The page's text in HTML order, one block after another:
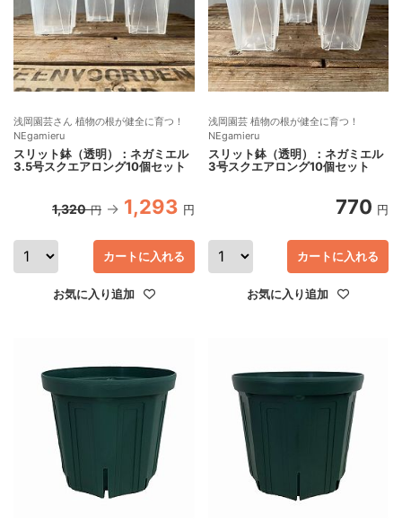
浅岡園芸さん 植物の根が健全に育つ！
NEgamieru
スリット鉢（透明）：ネガミエル
3.5号スクエアロング10個セット
1,320 円 1,293 円
カートに入れる
お気に入り追加
浅岡園芸 植物の根が健全に育つ！
NEgamieru
スリット鉢（透明）：ネガミエル
3号スクエアロング10個セット
770 円
カートに入れる
お気に入り追加